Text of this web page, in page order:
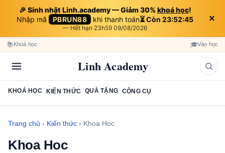
🎉 Sinh nhật Linh.academy — Giảm 30% khoá học!
Nhập mã
PBRUN88 khi thanh toán⏳ Còn 23:52:42
— Hết hạn 23h59 09/08/2026
×
📚Khoá học 🎓Vào học
Linh Academy
KHOÁ HỌC KIẾN THỨC QUÀ TẶNG CÔNG CỤ
Trang chủ › Kiến thức › Khoa Hoc
Khoa Hoc